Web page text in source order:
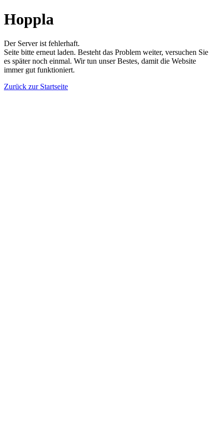
Hoppla
Der Server ist fehlerhaft.
Seite bitte erneut laden. Besteht das Problem weiter, versuchen Sie
es später noch einmal. Wir tun unser Bestes, damit die Website
immer gut funktioniert.
Zurück zur Startseite